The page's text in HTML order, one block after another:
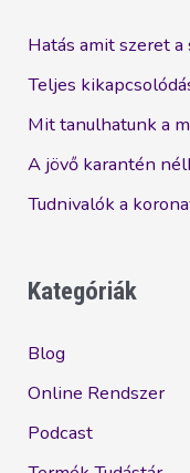
Hatás amit szeret a
Teljes
Mit tanulhatunk a
A jövő karantén
Tudnivalók a
Kategóriák
Blog
Online Rendszer
Podcast